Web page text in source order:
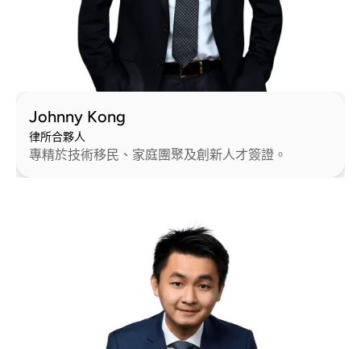
Johnny Kong
律所合夥人
專精於技術移民、家庭團聚及創新人才簽證。